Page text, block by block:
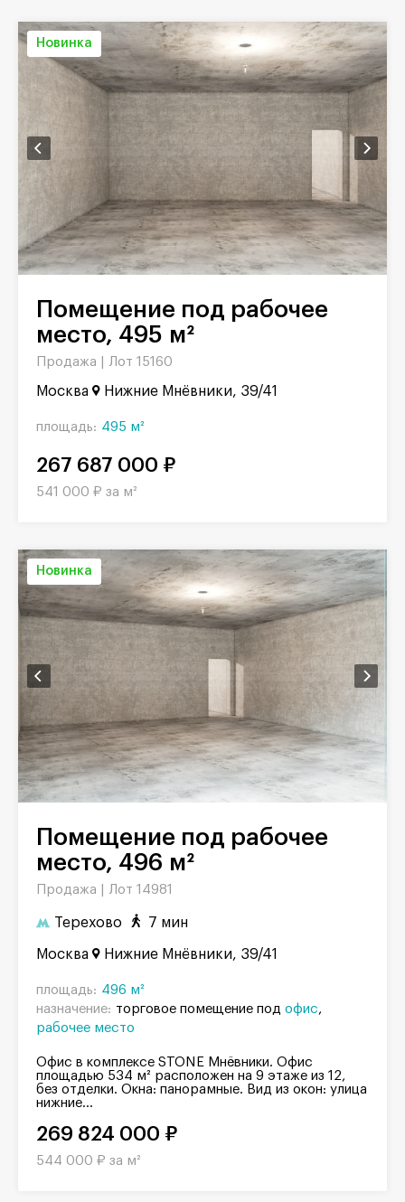
Новинка
Помещение под рабочее
место, 495 м²
Продажа | Лот 15160
Москва Нижние Мнёвники, 39/41
площадь: 495 м²
267 687 000 ₽
541 000 ₽ за м²
Новинка
Помещение под рабочее
место, 496 м²
Продажа | Лот 14981
Терехово 7 мин
Москва Нижние Мнёвники, 39/41
площадь: 496 м²
назначение: торговое помещение под офис
рабочее место
Офис в комплексе STONE Мнёвники. Офис
площадью 534 м² расположен на 9 этаже из 12,
без отделки. Окна: панорамные. Вид из окон: улица
нижние...
269 824 000 ₽
544 000 ₽ за м²